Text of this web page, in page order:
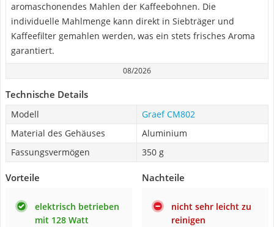
aromaschonendes Mahlen der Kaffeebohnen. Die
individuelle Mahlmenge kann direkt in Siebträger und
Kaffeefilter gemahlen werden, was ein stets frisches Aroma
garantiert.
08/2026
Technische Details
Modell
Graef CM802
Material des Gehäuses
Aluminium
Fassungsvermögen
350 g
Vorteile
elektrisch betrieben
mit 128 Watt
Nachteile
nicht sehr leicht zu
reinigen